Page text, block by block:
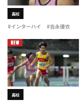
高校
#インターハイ #吉永優衣
高校